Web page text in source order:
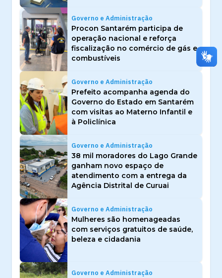
Governo e Administração
Procon Santarém participa de
operação nacional e reforça
fiscalização no comércio de gás e
combustíveis
Governo e Administração
Prefeito acompanha agenda do
Governo do Estado em Santarém
com visitas ao Materno Infantil e
à Policlínica
Governo e Administração
38 mil moradores do Lago Grande
ganham novo espaço de
atendimento com a entrega da
Agência Distrital de Curuai
Governo e Administração
Mulheres são homenageadas
com serviços gratuitos de saúde,
beleza e cidadania
Governo e Administração